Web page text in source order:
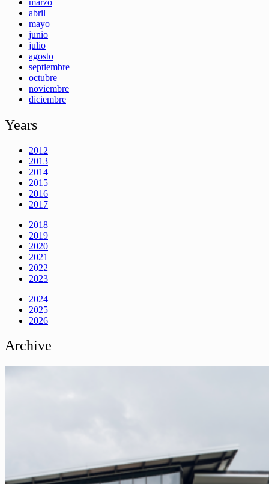
abril
mayo
junio
julio
agosto
septiembre
octubre
noviembre
diciembre
Years
2012
2013
2014
2015
2016
2017
2018
2019
2020
2021
2022
2023
2024
2025
2026
Archive